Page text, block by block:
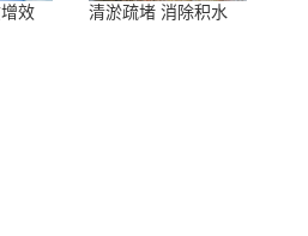
效 清淤疏堵 消除积水